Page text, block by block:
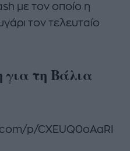
με τον οποίο η
τον τελευταίο
για τη Βάλια
p/CXEUQ0oAaRI